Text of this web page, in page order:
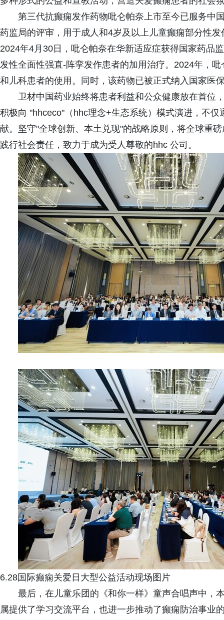
第三代抗癫痫发作药物吡仑帕奈上市至今已服务中
药监局的评审，用于成人和4岁及以上儿童癫痫部分性
2024年4月30日，吡仑帕奈在华新适应症获得国家药
发性全面性强直-阵挛发作患者的加用治疗。2024年，
和儿科患者的使用。同时，该药物已被正式纳入国家医
卫材中国药业始终将患者利益和公众健康放在首位
积极向 "hhceco"（hhc理念+生态系统）模式演进，不
献。坚守"全球创新、本土兑现"的战略原则，将全球重
践行社会责任，致力于成为受人尊敬的hhc 公司。
6.28国际癫痫关爱日大型公益活动现场图片
最后，在儿童乐团的《和你一样》童声合唱声中，
属提供了学习交流平台，也进一步推动了癫痫防治事业